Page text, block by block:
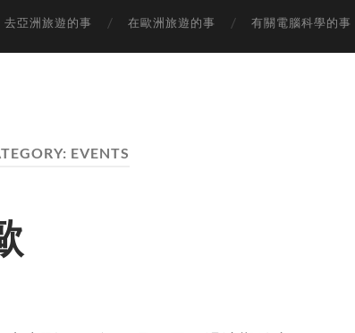
去亞洲旅遊的事 在歐洲旅遊的事 有關電腦科學的事
EVENTS